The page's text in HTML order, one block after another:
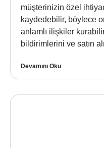
müşterinizin özel
kaydedebilir, böylece
anlamlı ilişkiler
bildirimlerini ve satın
Devamını Oku